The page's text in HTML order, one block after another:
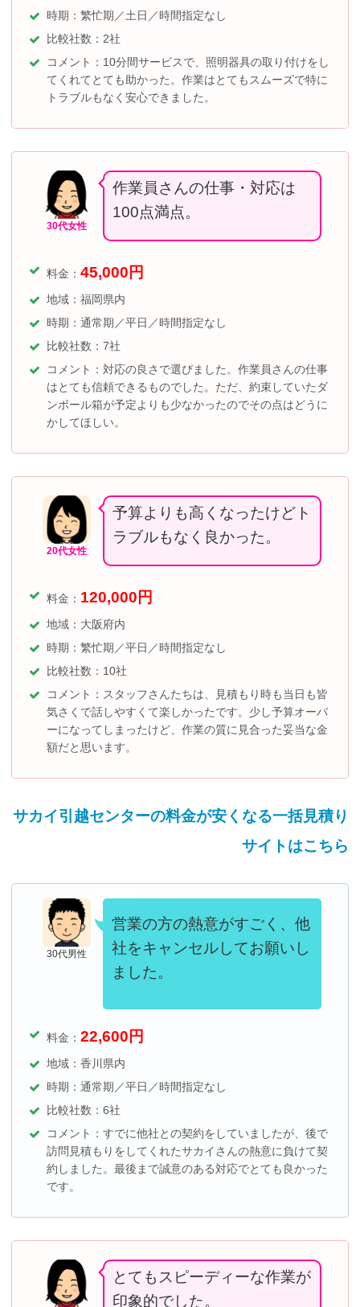
時期：繁忙期／土日／時間指定なし
比較社数：2社
コメント：10分間サービスで、照明器具の取り付けをし
てくれてとても助かった。作業はとてもスムーズで特に
トラブルもなく安心できました。
30代女性
作業員さんの仕事・対応は
100点満点。
料金： 45,000 円
地域：福岡県内
時期：通常期／平日／時間指定なし
比較社数：7社
コメント：対応の良さで選びました。作業員さんの仕事
はとても信頼できるものでした。ただ、約束していたダ
ンボール箱が予定よりも少なかったのでその点はどうに
かしてほしい。
20代女性
予算よりも高くなったけどト
ラブルもなく良かった。
料金： 120,000 円
地域：大阪府内
時期：繁忙期／平日／時間指定なし
比較社数：10社
コメント：スタッフさんたちは、見積もり時も当日も皆
気さくで話しやすくて楽しかったです。少し予算オーバ
ーになってしまったけど、作業の質に見合った妥当な金
額だと思います。
サカイ引越センターの料金が安くなる一括見積り
サイトはこちら
30代男性
営業の方の熱意がすごく、他
社をキャンセルしてお願いし
ました。
料金： 22,600 円
地域：香川県内
時期：通常期／平日／時間指定なし
比較社数：6社
コメント：すでに他社との契約をしていましたが、後で
訪問見積もりをしてくれたサカイさんの熱意に負けて契
約しました。最後まで誠意のある対応でとても良かった
です。
とてもスピーディーな作業が
印象的でした。